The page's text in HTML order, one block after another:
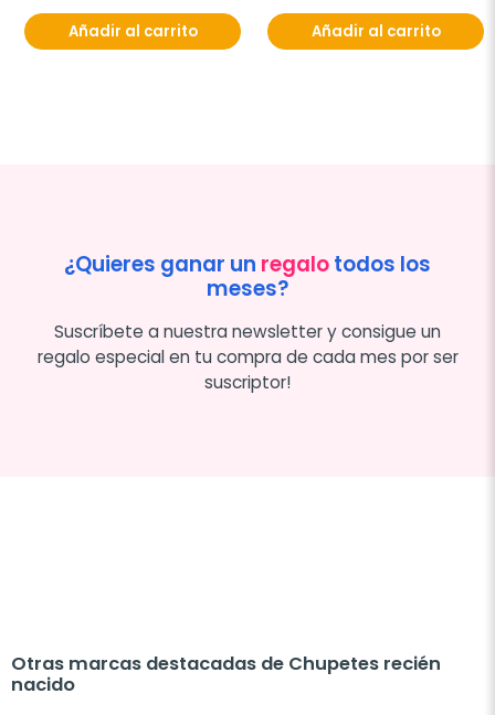
Añadir al carrito Añadir al carrito
¿Quieres ganar un regalotodos los
meses?
Suscríbete a nuestra newsletter y consigue un
regalo especial en tu compra de cada mes por ser
suscriptor!
Otras marcas destacadas de Chupetes recién
nacido